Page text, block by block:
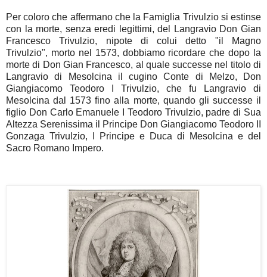
Per coloro che affermano che la Famiglia Trivulzio si estinse
con la morte, senza eredi legittimi, del Langravio Don Gian
Francesco Trivulzio, nipote di colui detto "il Magno
Trivulzio", morto nel 1573, dobbiamo ricordare che dopo la
morte di Don Gian Francesco, al quale successe nel titolo di
Langravio di Mesolcina il cugino Conte di Melzo, Don
Giangiacomo Teodoro I Trivulzio, che fu Langravio di
Mesolcina dal 1573 fino alla morte, quando gli successe il
figlio Don Carlo Emanuele I Teodoro Trivulzio, padre di Sua
Altezza Serenissima il Principe Don Giangiacomo Teodoro II
Gonzaga Trivulzio, I Principe e Duca di Mesolcina e del
Sacro Romano Impero.